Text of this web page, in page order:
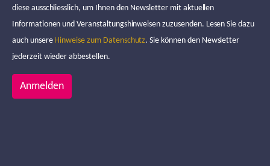
diese ausschliesslich, um Ihnen den Newsletter mit aktuellen
Informationen und Veranstaltungshinweisen zuzusenden. Lesen Sie dazu
auch unsere Hinweise zum Datenschutz. Sie können den Newsletter
jederzeit wieder abbestellen.
Anmelden